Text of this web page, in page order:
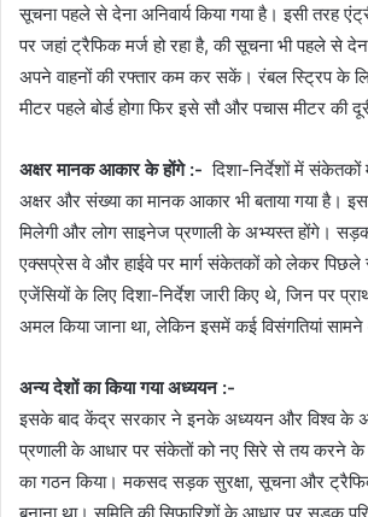
सूचना पहले से देना अनिवार्य किया गया है। इसी तरह
पर जहां ट्रैफिक मर्ज हो रहा है, की सूचना भी पहले से
अपने वाहनों की रफ्तार कम कर सकें। रंबल स्ट्रिप के
मीटर पहले बोर्ड होगा फिर इसे सौ और पचास मीटर की
अक्षर मानक आकार के होंगे :- दिशा-निर्देशों में
अक्षर और संख्या का मानक आकार भी बताया गया है।
मिलेगी और लोग साइनेज प्रणाली के अभ्यस्त होंगे।
एक्सप्रेस वे और हाईवे पर मार्ग संकेतकों को लेकर
एजेंसियों के लिए दिशा-निर्देश जारी किए थे, जिन पर
अमल किया जाना था, लेकिन इसमें कई विसंगतियां
अन्य देशों का किया गया अध्ययन :-
इसके बाद केंद्र सरकार ने इनके अध्ययन और विश्व के
प्रणाली के आधार पर संकेतों को नए सिरे से तय करने के
का गठन किया। मकसद सड़क सुरक्षा, सूचना और
बनाना था। समिति की सिफारिशों के आधार पर सड़क